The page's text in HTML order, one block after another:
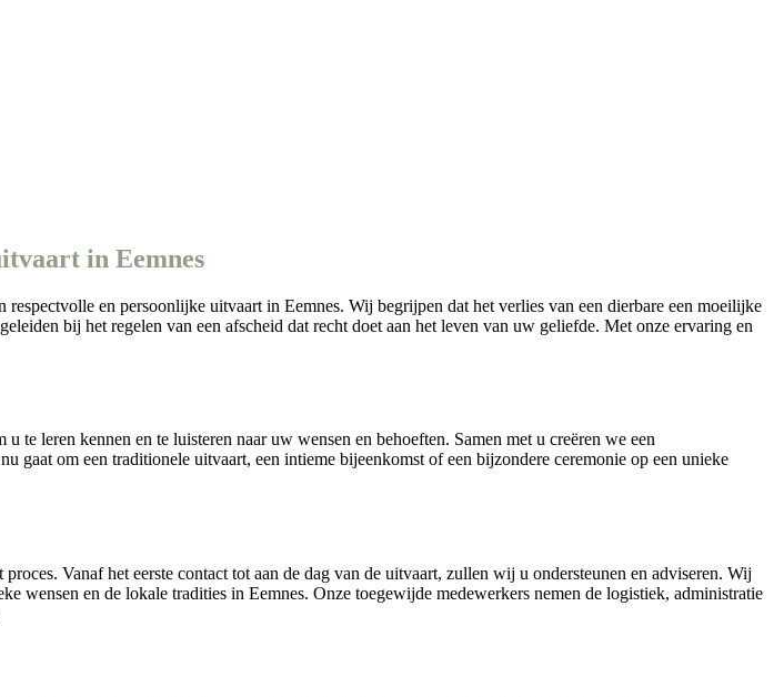
in Eemnes
en persoonlijke uitvaart in Eemnes. Wij begrijpen dat het verlies van een dierbare een moeilijke
bij het regelen van een afscheid dat recht doet aan het leven van uw geliefde. Met onze ervaring en
leren kennen en te luisteren naar uw wensen en behoeften. Samen met u creëren we een
om een traditionele uitvaart, een intieme bijeenkomst of een bijzondere ceremonie op een unieke
Vanaf het eerste contact tot aan de dag van de uitvaart, zullen wij u ondersteunen en adviseren. Wij
wensen en de lokale tradities in Eemnes. Onze toegewijde medewerkers nemen de logistiek, administratie